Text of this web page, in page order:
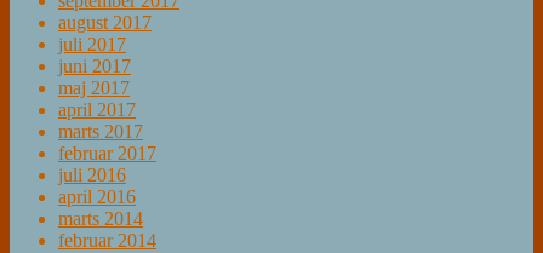
august 2017
juli 2017
juni 2017
maj 2017
april 2017
marts 2017
februar 2017
juli 2016
april 2016
marts 2014
februar 2014